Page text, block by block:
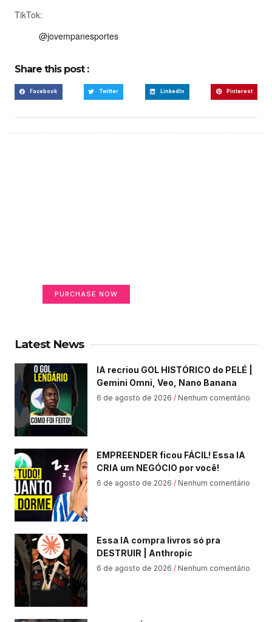
TikTok:
@jovempanesportes
Share this post :
Facebook Twitter LinkedIn Pinterest
PURCHASE NOW
Latest News
IA recriou GOL HISTÓRICO do PELÉ |
Gemini Omni, Veo, Nano Banana
6 de agosto de 2026 Nenhum comentário
EMPREENDER ficou FÁCIL! Essa IA
CRIA um NEGÓCIO por você!
6 de agosto de 2026 Nenhum comentário
Essa IA compra livros só pra
DESTRUIR | Anthropic
6 de agosto de 2026 Nenhum comentário